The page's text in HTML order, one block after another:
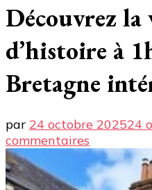
Découvrez la
d’histoire à
Bretagne
par 24 octobre 202524
commentaires
Découvrez
la